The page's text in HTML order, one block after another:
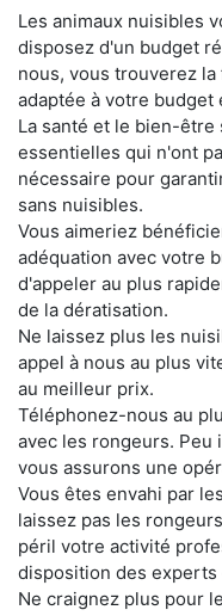
Les animaux nuisibles
disposez d'un budget
nous, vous trouverez
adaptée à votre budget
La santé et le bien-
essentielles qui n'ont
nécessaire pour
sans nuisibles.
Vous aimeriez
adéquation avec votre
d'appeler au plus
de la dératisation.
Ne laissez plus les
appel à nous au plus
au meilleur prix.
Téléphonez-nous au
avec les rongeurs. Peu
vous assurons une
Vous êtes envahi par
laissez pas les
péril votre activité
disposition des experts
Ne craignez plus pour